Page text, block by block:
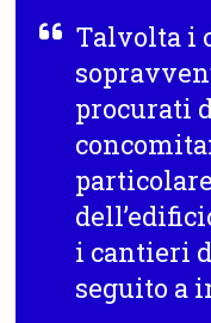
Talvolta i
procurati
i cantieri
seguito a